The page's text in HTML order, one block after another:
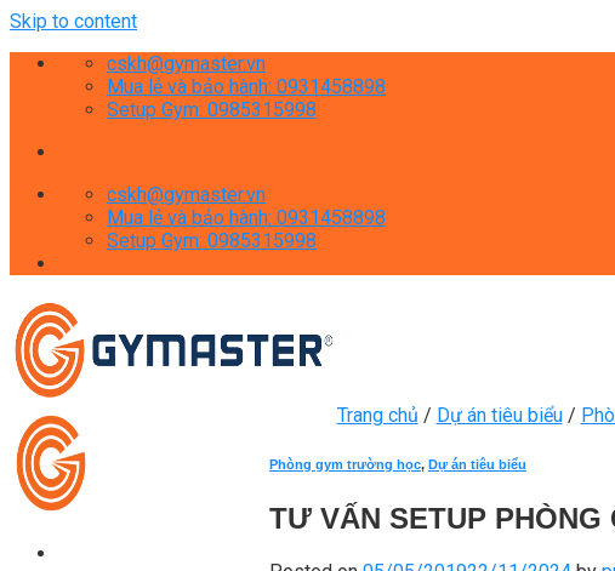
Skip to content
cskh@gymaster.vn
Mua lẻ và bảo hành: 0931458898
Setup Gym: 0985315998
cskh@gymaster.vn
Mua lẻ và bảo hành: 0931458898
Setup Gym: 0985315998
Trang chủ / Dự án tiêu biểu /
Phòng gym trường học, Dự án tiêu biểu
TƯ VẤN SETUP